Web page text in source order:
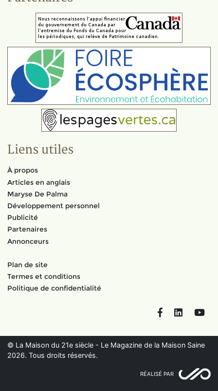
Liens utiles
À propos
Articles en anglais
Maryse De Palma
Développement personnel
Publicité
Partenaires
Annonceurs
Plan de site
Termes et conditions
Politique de confidentialité
FacebookLinkedIn
© La Maison du 21e siècle - Le Magazine de la Maison Saine
2026. Tous droits réservés.
RÉALISÉ PAR